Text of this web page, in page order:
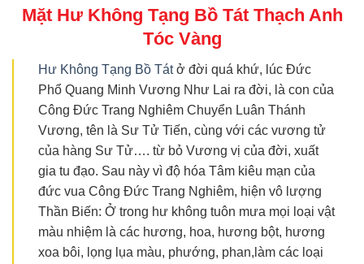
Mặt Hư Không Tạng Bồ Tát Thạch Anh
Tóc Vàng
Hư Không Tạng Bồ Tátở đời quá khứ, lúc Đức
Phổ Quang Minh Vương Như Lai ra đời, là con của
Công Đức Trang Nghiêm Chuyển Luân Thánh
Vương, tên là Sư Tử Tiến, cùng với các vương tử
của hàng Sư Tử…. từ bỏ Vương vị của đời, xuất
gia tu đạo. Sau này vì độ hóa Tâm kiêu mạn của
đức vua Công Đức Trang Nghiêm, hiện vô lượng
Thần Biến: Ở trong hư không tuôn mưa mọi loại vật
màu nhiệm là các hương, hoa, hương bột, hương
xoa bôi, lọng lụa màu, phướng, phan,làm các loại